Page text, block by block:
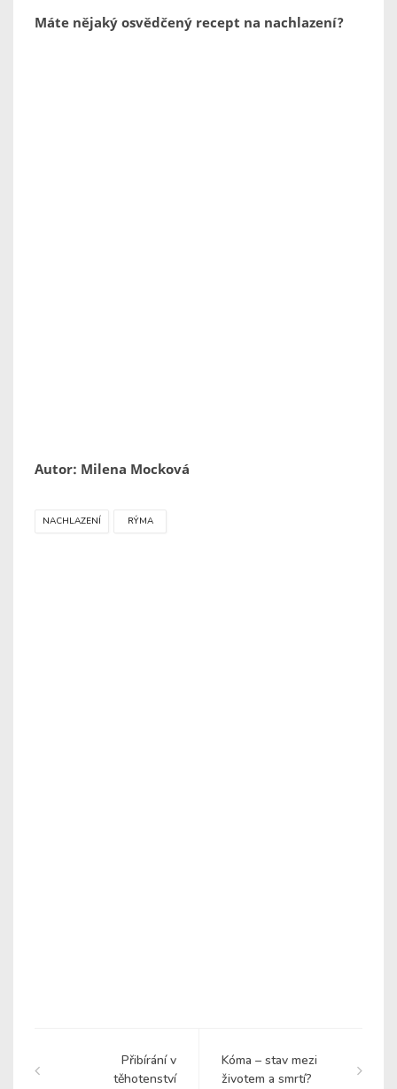
Máte nějaký osvědčený recept na nachlazení?
Autor: Milena Mocková
NACHLAZENÍ RÝMA
Přibírání v
těhotenství
Kóma – stav mezi
životem a smrtí?